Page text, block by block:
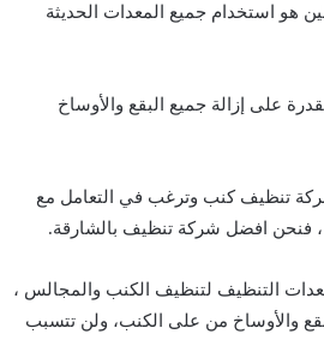
هو استخدام جميع المعدات الحديثة
على إزالة جميع البقع والأوساخ
تنظيف كنب وترغب في التعامل مع
فنحن افضل شركة تنظيف بالشارقة.
التنظيف لتنظيف الكنب والمجالس ،
والأوساخ من على الكنب، ولن تتسبب